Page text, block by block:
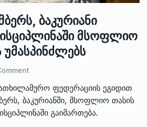
ბაკურიანი
მსოფლიო
უმასპინძლებს
ფედერაციის ეგიდით
ბაკურიანში, მსოფლიო თასის
გაიმართება.